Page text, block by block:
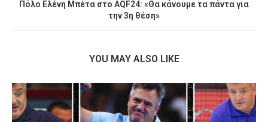
Πόλο Ελένη Μπέτα στο AQF24: «Θα κάνουμε τα πάντα για
την 3η θέση»
YOU MAY ALSO LIKE